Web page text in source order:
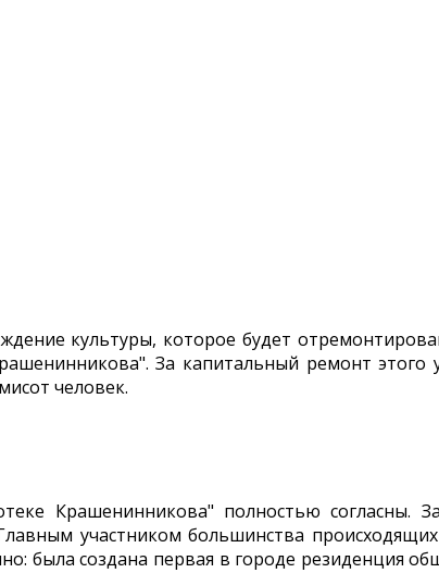
культуры, которое будет
За капитальный ремонт этого
человек.
Крашенинникова" полностью согласны.
участником большинства происходящих
была создана первая в городе резиденция